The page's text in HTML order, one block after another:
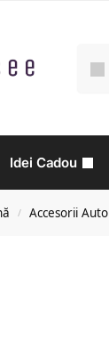
Idei Cadou
/ Accesorii Auto